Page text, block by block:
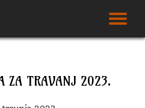
ZA TRAVANJ 2023.